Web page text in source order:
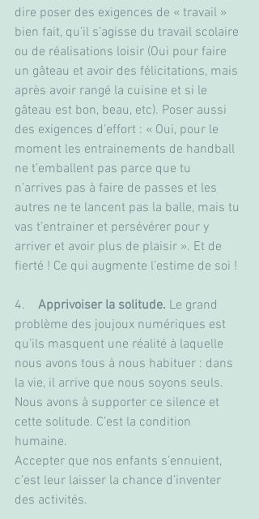
dire poser des exigences de « travail »
bien fait, qu’il s’agisse du travail scolaire
ou de réalisations loisir (Oui pour faire
un gâteau et avoir des félicitations, mais
après avoir rangé la cuisine et si le
gâteau est bon, beau, etc). Poser aussi
des exigences d’effort : « Oui, pour le
moment les entrainements de handball
ne t’emballent pas parce que tu
n’arrives pas à faire de passes et les
autres ne te lancent pas la balle, mais tu
vas t’entrainer et persévérer pour y
arriver et avoir plus de plaisir ». Et de
fierté ! Ce qui augmente l’estime de soi !
4. Apprivoiser la solitude. Le grand
problème des joujoux numériques est
qu’ils masquent une réalité à laquelle
nous avons tous à nous habituer : dans
la vie, il arrive que nous soyons seuls.
Nous avons à supporter ce silence et
cette solitude. C’est la condition
humaine.
Accepter que nos enfants s’ennuient,
c’est leur laisser la chance d’inventer
des activités.